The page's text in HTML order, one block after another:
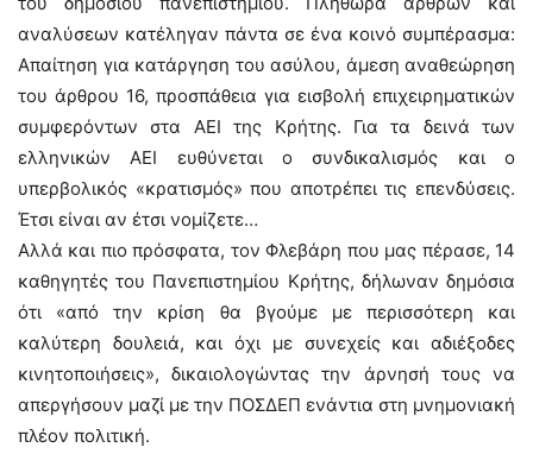
αναλύσεων κατέληγαν πάντα σε ένα κοινό συμπέρασμα:
Απαίτηση για κατάργηση του ασύλου, άμεση αναθεώρηση
του άρθρου 16, προσπάθεια για εισβολή επιχειρηματικών
συμφερόντων στα ΑΕΙ της Κρήτης. Για τα δεινά των
ελληνικών ΑΕΙ ευθύνεται ο συνδικαλισμός και ο
υπερβολικός «κρατισμός» που αποτρέπει τις επενδύσεις.
Έτσι είναι αν έτσι νομίζετε…
Αλλά και πιο πρόσφατα, τον Φλεβάρη που μας πέρασε, 14
καθηγητές του Πανεπιστημίου Κρήτης, δήλωναν δημόσια
ότι «από την κρίση θα βγούμε με περισσότερη και
καλύτερη δουλειά, και όχι με συνεχείς και αδιέξοδες
κινητοποιήσεις», δικαιολογώντας την άρνησή τους να
απεργήσουν μαζί με την ΠΟΣΔΕΠ ενάντια στη μνημονιακή
πλέον πολιτική.